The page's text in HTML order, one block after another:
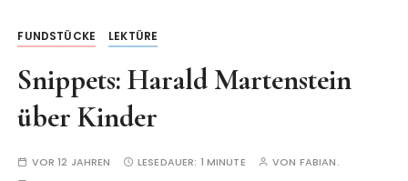
FUNDSTÜCKE LEKTÜRE
Snippets: Harald Martenstein
über Kinder
VOR 12 JAHREN LESEDAUER: 1 MINUTE VON FABIAN.